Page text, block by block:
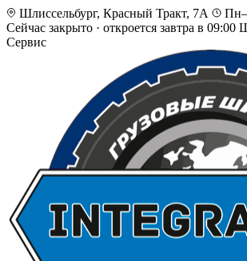
Шлиссельбург, Красный Тракт, 7А
Сейчас закрыто · откроется завтра в 09:00
Сервис